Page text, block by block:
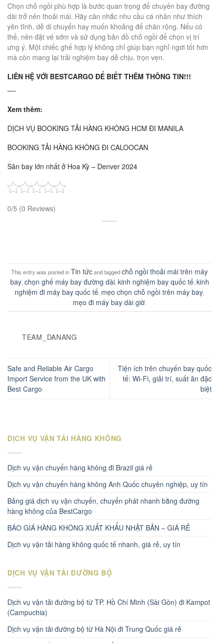
Chọn chỗ ngồi phù hợp là bước quan trọng để chuyến bay đường
dài trở nên thoải mái. Hãy cân nhắc nhu cầu cá nhân như thích
yên tĩnh, dễ di chuyển hay muốn khoảng để chân rộng. Nếu có
thể, nên đặt vé sớm và sử dụng bản đồ chỗ ngồi để chọn vị trí
ưng ý. Một chiếc ghế hợp lý không chỉ giúp bạn nghỉ ngơi tốt hơn
mà còn mang lại trải nghiệm bay dễ chịu, trọn vẹn.
LIÊN HỆ VỚI BESTCARGO ĐỂ BIẾT THÊM THÔNG TIN!!!
—-
Xem thêm:
DỊCH VỤ BOOKING TẢI HÀNG KHÔNG HCM ĐI MANILA
BOOKING TẢI HÀNG KHÔNG ĐI CALOOCAN
Sân bay lớn nhất ở Hoa Kỳ – Denver 2024
0/5 (0 Reviews)
This entry was posted inTin tứcand taggedchỗ ngồi thoải mái trên máy
bay, chọn ghế máy bay đường dài, kinh nghiệm bay quốc tế, kinh
nghiệm đi máy bay quốc tế mẹo chọn chỗ ngồi trên máy bay
mẹo đi máy bay dài giờ
TEAM_DANANG
Safe and Reliable Air Cargo
Import Service from the UK with
Best Cargo
Tiện ích trên chuyến bay quốc
tế: Wi-Fi, giải trí, suất ăn đặc
biệt
DỊCH VỤ VẬN TẢI HÀNG KHÔNG
Dịch vụ vận chuyển hàng không đi Brazil giá rẻ
Dịch vụ vận chuyển hàng không Anh Quốc chuyên nghiệp, uy tín
Bảng giá dịch vụ vận chuyển, chuyển phát nhanh bằng đường
hàng không của BestCargo
BÁO GIÁ HÀNG KHÔNG XUẤT KHẨU NHẬT BẢN – GIÁ RẺ
Dịch vụ vận tải hàng không quốc tế nhanh, giá rẻ, uy tín
DỊCH VỤ VẬN TẢI ĐƯỜNG BỘ
Dịch vụ vận tải đường bộ từ TP. Hồ Chí Minh (Sài Gòn) đi Kampot
(Campuchia)
Dịch vụ vận tải đường bộ từ Hà Nội đi Trung Quốc giá rẻ